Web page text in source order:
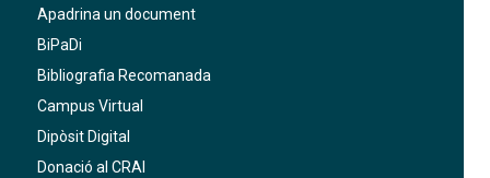
Apadrina un document
BiPaDi
Bibliografia Recomanada
Campus Virtual
Dipòsit Digital
Donació al CRAI